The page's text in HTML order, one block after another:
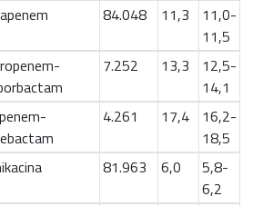
84.048 11,3
11,0-
11,5
7.252 13,3
12,5-
14,1
4.261 17,4
16,2-
18,5
81.963 6,0
5,8-
6,2